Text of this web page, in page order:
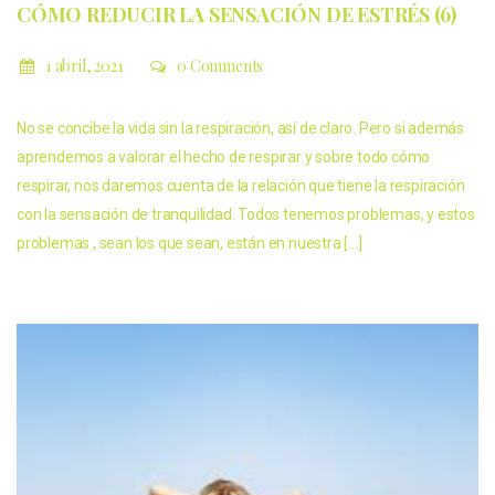
CÓMO REDUCIR LA SENSACIÓN DE ESTRÉS (6)
1 abril, 2021 0 Comments
No se concibe la vida sin la respiración, así de claro. Pero si además
aprendemos a valorar el hecho de respirar y sobre todo cómo
respirar, nos daremos cuenta de la relación que tiene la respiración
con la sensación de tranquilidad. Todos tenemos problemas, y estos
problemas , sean los que sean, están en nuestra […]